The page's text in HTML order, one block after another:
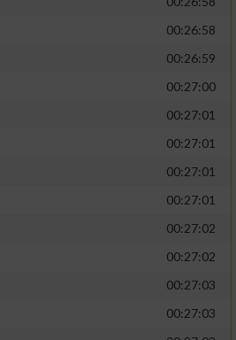
00:26:58
00:26:59
00:27:00
00:27:01
00:27:01
00:27:01
00:27:01
00:27:02
00:27:02
00:27:03
00:27:03